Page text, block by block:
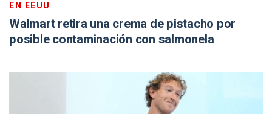
EN EEUU
Walmart retira una crema de pistacho por
posible contaminación con salmonela